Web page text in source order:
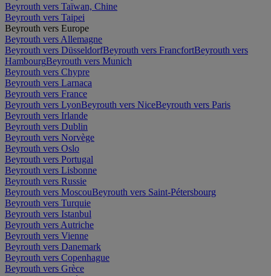
Beyrouth vers Taïwan, Chine
Beyrouth vers Taipei
Beyrouth vers Europe
Beyrouth vers Allemagne
Beyrouth vers DüsseldorfBeyrouth vers FrancfortBeyrouth vers
HambourgBeyrouth vers Munich
Beyrouth vers Chypre
Beyrouth vers Larnaca
Beyrouth vers France
Beyrouth vers LyonBeyrouth vers NiceBeyrouth vers Paris
Beyrouth vers Irlande
Beyrouth vers Dublin
Beyrouth vers Norvège
Beyrouth vers Oslo
Beyrouth vers Portugal
Beyrouth vers Lisbonne
Beyrouth vers Russie
Beyrouth vers MoscouBeyrouth vers Saint-Pétersbourg
Beyrouth vers Turquie
Beyrouth vers Istanbul
Beyrouth vers Autriche
Beyrouth vers Vienne
Beyrouth vers Danemark
Beyrouth vers Copenhague
Beyrouth vers Grèce